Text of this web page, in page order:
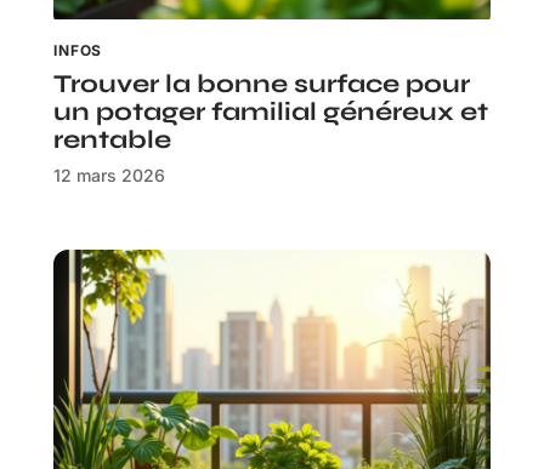
INFOS
Trouver la bonne surface pour
un potager familial généreux et
rentable
12 mars 2026